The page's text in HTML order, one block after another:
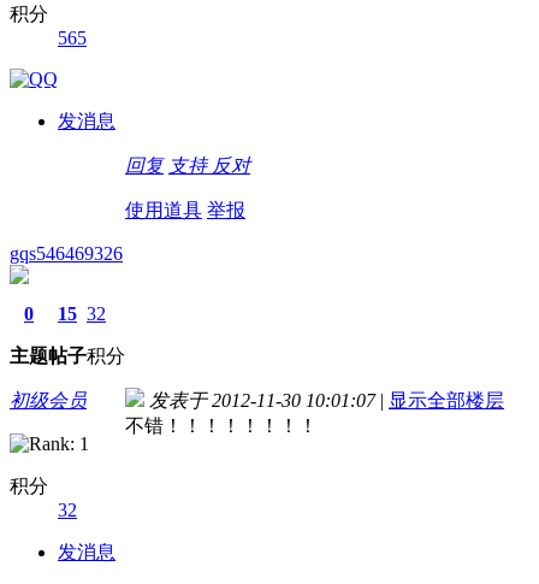
积分
565
发消息
回复 支持 反对
使用道具 举报
gqs546469326
0
主题
15
帖子
32
积分
初级会员
积分
32
发消息
发表于 2012-11-30 10:01:07 | 显示全部楼层
不错！！！！！！！！